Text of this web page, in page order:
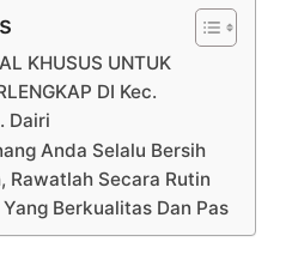
KHUSUS UNTUK
DI Kec.
Dairi
Anda Selalu Bersih
Rawatlah Secara Rutin
Berkualitas Dan Pas